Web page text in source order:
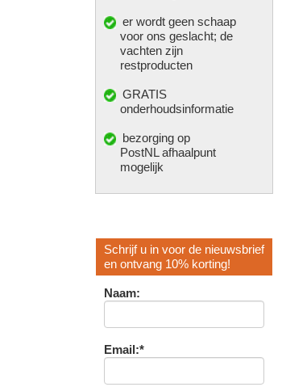
er wordt geen schaap
voor ons geslacht; de
vachten zijn
restproducten
GRATIS
onderhoudsinformatie
bezorging op
PostNL afhaalpunt
mogelijk
Schrijf u in voor de nieuwsbrief
en ontvang 10% korting!
Naam:
Email:*